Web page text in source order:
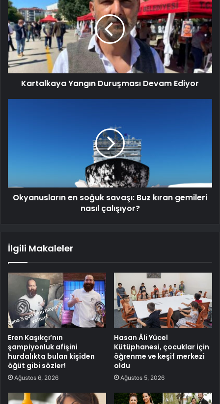
Kartalkaya Yangın Duruşması Devam Ediyor
Okyanusların en soğuk savaşı: Buz kıran gemileri
nasıl çalışıyor?
İlgili Makaleler
Eren Kaşıkçı’nın
şampiyonluk afişini
hurdalıkta bulan kişiden
öğüt gibi sözler!
Ağustos 6, 2026
Hasan Âli Yücel
Kütüphanesi, çocuklar için
öğrenme ve keşif merkezi
oldu
Ağustos 5, 2026